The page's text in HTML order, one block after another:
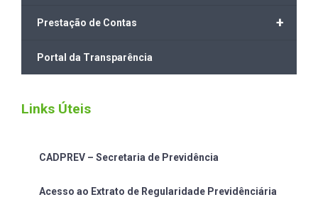
+
Prestação de Contas
Portal da Transparência
Links Úteis
CADPREV – Secretaria de Previdência
Acesso ao Extrato de Regularidade Previdênciária